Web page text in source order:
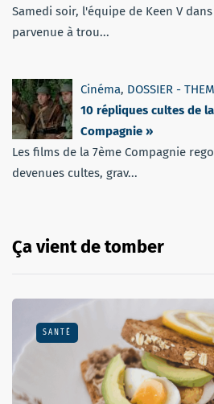
Samedi soir, l'équipe de Keen V
parvenue à trou...
Cinéma, DOSSIER -
10 répliques cultes de
Compagnie »
Les films de la 7ème Compagnie
devenues cultes, grav...
Ça vient de tomber
SANTÉ